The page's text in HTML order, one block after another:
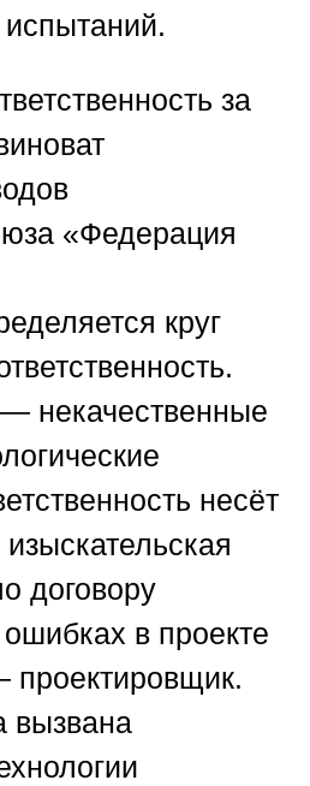
за
«Федерация
круг
некачественные
несёт
договору
в проекте
вызвана